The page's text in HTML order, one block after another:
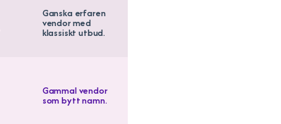
Ganska erfaren
vendor med
klassiskt utbud.
Gammal vendor
som bytt namn.